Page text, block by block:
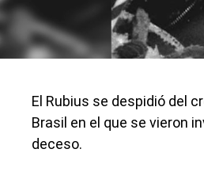
El Rubius se despidió del
Brasil en el que se vieron
deceso.